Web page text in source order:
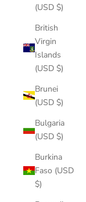
(USD $)
British
Virgin
Islands
(USD $)
Brunei
(USD $)
Bulgaria
(USD $)
Burkina
Faso (USD
$)